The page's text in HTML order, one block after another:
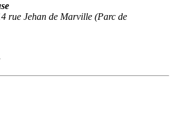
rue Jehan de Marville (Parc de